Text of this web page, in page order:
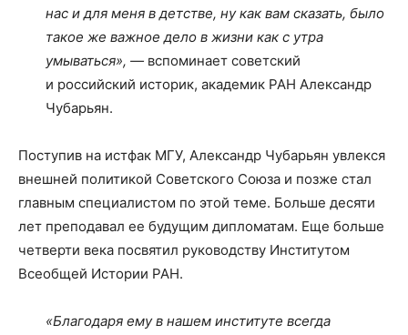
нас и для меня в детстве, ну как вам сказать, было
такое же важное дело в жизни как с утра
умываться», — вспоминает советский
и российский историк, академик РАН Александр
Чубарьян.
Поступив на истфак МГУ, Александр Чубарьян увлекся
внешней политикой Советского Союза и позже стал
главным специалистом по этой теме. Больше десяти
лет преподавал ее будущим дипломатам. Еще больше
четверти века посвятил руководству Институтом
Всеобщей Истории РАН.
«Благодаря ему в нашем институте всегда